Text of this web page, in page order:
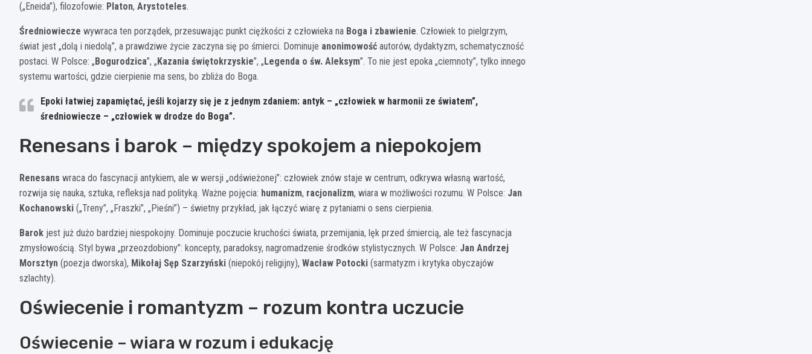
(„Eneida”), filozofowie: Platon, Arystoteles.
Średniowiecze wywraca ten porządek, przesuwając punkt ciężkości z człowieka na Boga i zbawienie. Człowiek to pielgrzym,
świat jest „dolą i niedolą”, a prawdziwe życie zaczyna się po śmierci. Dominuje anonimowość autorów, dydaktyzm, schematyczność
postaci. W Polsce: „ Bogurodzica”, „ Kazania świętokrzyskie”, „ Legenda o św. Aleksym”. To nie jest epoka „ciemnoty”, tylko innego
systemu wartości, gdzie cierpienie ma sens, bo zbliża do Boga.
Epoki łatwiej zapamiętać, jeśli kojarzy się je z jednym zdaniem: antyk – „człowiek w harmonii ze światem”,
średniowiecze – „człowiek w drodze do Boga”.
Renesans i barok – między spokojem a niepokojem
Renesans wraca do fascynacji antykiem, ale w wersji „odświeżonej”: człowiek znów staje w centrum, odkrywa własną wartość,
rozwija się nauka, sztuka, refleksja nad polityką. Ważne pojęcia: humanizm, racjonalizm, wiara w możliwości rozumu. W Polsce: Jan
Kochanowski („Treny”, „Fraszki”, „Pieśni”) – świetny przykład, jak łączyć wiarę z pytaniami o sens cierpienia.
Barok jest już dużo bardziej niespokojny. Dominuje poczucie kruchości świata, przemijania, lęk przed śmiercią, ale też fascynacja
zmysłowością. Styl bywa „przeozdobiony”: koncepty, paradoksy, nagromadzenie środków stylistycznych. W Polsce: Jan Andrzej
Morsztyn (poezja dworska), Mikołaj Sęp Szarzyński (niepokój religijny), Wacław Potocki (sarmatyzm i krytyka obyczajów
szlachty).
Oświecenie i romantyzm – rozum kontra uczucie
Oświecenie – wiara w rozum i edukację